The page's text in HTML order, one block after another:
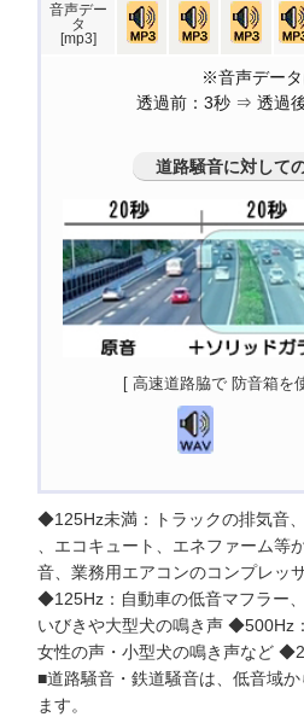
音声デー
タ
[mp3]
※音声データ
透過前：3秒 ⇒ 透過後
道路騒音に対して
[ 高速道路脇で 防音箱を
◆125Hz未満：トラックの排気音
、エコキュート、エネファーム等
音、業務用エアコンのコンプレッ
◆125Hz：自動車の低音マフラー
いびきや大型犬の鳴き声 ◆500Hz
女性の声・小型犬の鳴き声など
■道路騒音・鉄道騒音は、低音域
ます。